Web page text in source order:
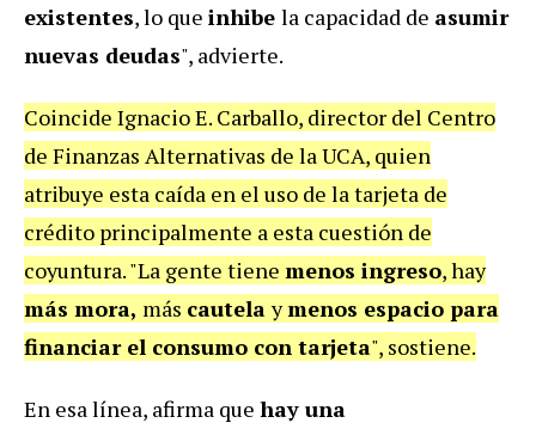
existentes, lo que inhibe la capacidad de asumir
nuevas deudas", advierte.
Coincide Ignacio E. Carballo, director del Centro
de Finanzas Alternativas de la UCA, quien
atribuye esta caída en el uso de la tarjeta de
crédito principalmente a esta cuestión de
coyuntura. "La gente tiene menos ingreso, hay
más mora, más cautelaymenos espacio para
financiar el consumo con tarjeta", sostiene.
En esa línea, afirma que hay una